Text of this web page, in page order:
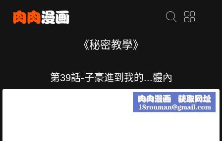
《秘密教學》
第39話-子豪進到我的...體內